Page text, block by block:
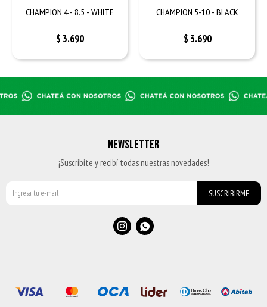
CHAMPION 4 - 8.5 - WHITE
$ 3.690
CHAMPION 5-10 - BLACK
$ 3.690
NEWSLETTER
¡Suscribite y recibí todas nuestras novedades!
SUSCRIBIRME
 